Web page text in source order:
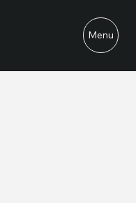
Menu